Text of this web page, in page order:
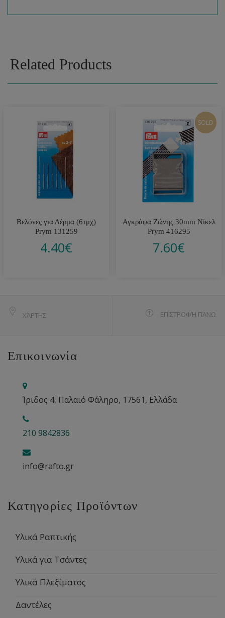
Related Products
Βελόνες για Δέρμα (6τμχ)
Prym 131259
4.40€
SOLD
Αγκράφα Ζώνης 30mm Νίκελ
Prym 416295
7.60€
ΧΆΡΤΗΣ ΕΠΙΣΤΡΟΦΉ ΠΆΝΩ
Επικοινωνία
Ίριδος 4, Παλαιό Φάληρο, 17561, Ελλάδα
210 9842836
info@rafto.gr
Κατηγορίες Προϊόντων
Υλικά Ραπτικής
Υλικά για Τσάντες
Υλικά Πλεξίματος
Δαντέλες